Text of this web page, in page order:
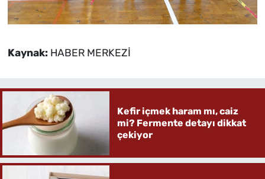
Kaynak: HABER MERKEZİ
Kefir içmek haram mı, caiz
mi? Fermente detayı dikkat
çekiyor